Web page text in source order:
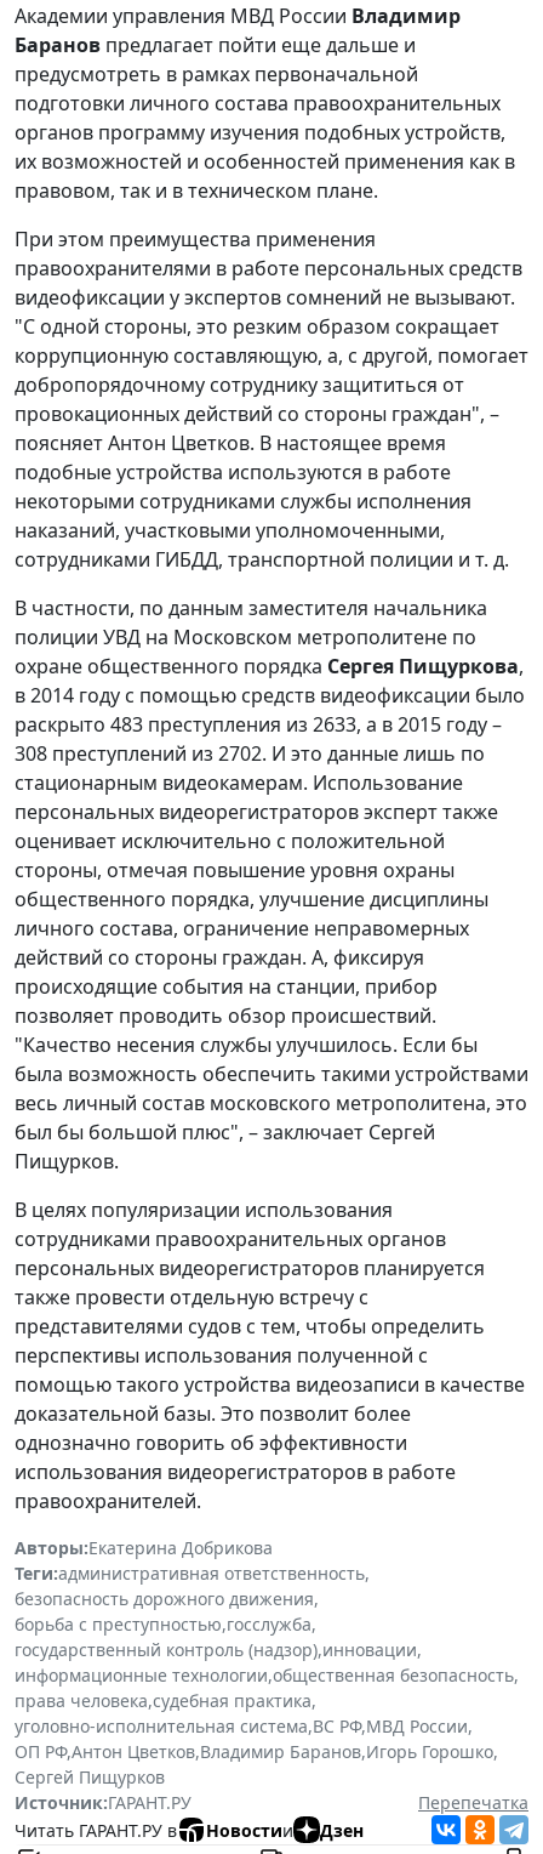
Академии управления МВД России Владимир
Баранов предлагает пойти еще дальше и
предусмотреть в рамках первоначальной
подготовки личного состава правоохранительных
органов программу изучения подобных устройств,
их возможностей и особенностей применения как в
правовом, так и в техническом плане.
При этом преимущества применения
правоохранителями в работе персональных средств
видеофиксации у экспертов сомнений не вызывают.
"С одной стороны, это резким образом сокращает
коррупционную составляющую, а, с другой, помогает
добропорядочному сотруднику защититься от
провокационных действий со стороны граждан", –
поясняет Антон Цветков. В настоящее время
подобные устройства используются в работе
некоторыми сотрудниками службы исполнения
наказаний, участковыми уполномоченными,
сотрудниками ГИБДД, транспортной полиции и т. д.
В частности, по данным заместителя начальника
полиции УВД на Московском метрополитене по
охране общественного порядка Сергея Пищуркова,
в 2014 году с помощью средств видеофиксации было
раскрыто 483 преступления из 2633, а в 2015 году –
308 преступлений из 2702. И это данные лишь по
стационарным видеокамерам. Использование
персональных видеорегистраторов эксперт также
оценивает исключительно с положительной
стороны, отмечая повышение уровня охраны
общественного порядка, улучшение дисциплины
личного состава, ограничение неправомерных
действий со стороны граждан. А, фиксируя
происходящие события на станции, прибор
позволяет проводить обзор происшествий.
"Качество несения службы улучшилось. Если бы
была возможность обеспечить такими устройствами
весь личный состав московского метрополитена, это
был бы большой плюс", – заключает Сергей
Пищурков.
В целях популяризации использования
сотрудниками правоохранительных органов
персональных видеорегистраторов планируется
также провести отдельную встречу с
представителями судов с тем, чтобы определить
перспективы использования полученной с
помощью такого устройства видеозаписи в качестве
доказательной базы. Это позволит более
однозначно говорить об эффективности
использования видеорегистраторов в работе
правоохранителей.
Авторы:Екатерина Добрикова
Теги:административная ответственность,
безопасность дорожного движения,
борьба с преступностью,госслужба,
государственный контроль (надзор),инновации,
информационные технологии,общественная безопасность,
права человека,судебная практика,
уголовно-исполнительная система,ВС РФ,МВД России,
ОП РФ,Антон Цветков,Владимир Баранов,Игорь Горошко,
Сергей Пищурков
Источник:ГАРАНТ.РУ
Перепечатка
Читать ГАРАНТ.РУ в
Новостии Дзен